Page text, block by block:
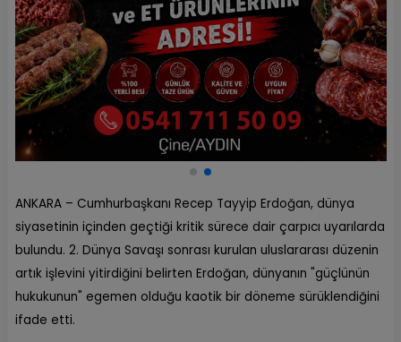
ANKARA – Cumhurbaşkanı Recep Tayyip Erdoğan, dünya
siyasetinin içinden geçtiği kritik sürece dair çarpıcı uyarılarda
bulundu. 2. Dünya Savaşı sonrası kurulan uluslararası düzenin
artık işlevini yitirdiğini belirten Erdoğan, dünyanın "güçlünün
hukukunun" egemen olduğu kaotik bir döneme sürüklendiğini
ifade etti.